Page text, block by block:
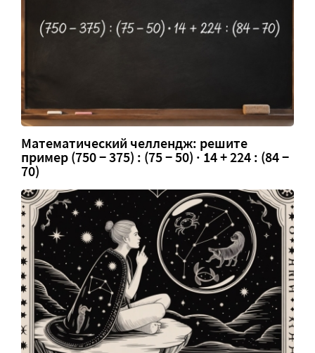
Математический челлендж: решите
пример (750 − 375) : (75 − 50) · 14 + 224 : (84 −
70)